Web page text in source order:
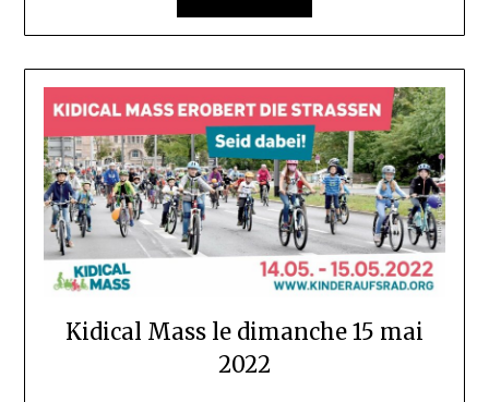
Kidical Mass le dimanche 15 mai
2022